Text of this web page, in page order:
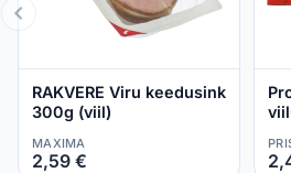
RAKVERE Viru keedusink
300g (viil)
MAXIMA
2,59 €